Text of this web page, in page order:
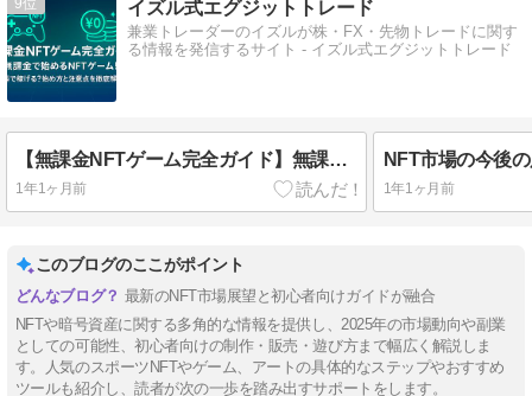
9 イズル式エグジットトレード
兼業トレーダーのイズルが株・FX・先物トレードに関す
る情報を発信するサイト - イズル式エグジットトレード
【無課金NFTゲーム完全ガイド】無課金で始めるNFTゲーム！無料で稼げる？始め方と注意点を徹底解説
1年1ヶ月前 1年1ヶ月前
このブログのここがポイント
最新のNFT市場展望と初心者向けガイドが融合
NFTや暗号資産に関する多角的な情報を提供し、2025年の市場動向や副業
としての可能性、初心者向けの制作・販売・遊び方まで幅広く解説しま
す。人気のスポーツNFTやゲーム、アートの具体的なステップやおすすめ
ツールも紹介し、読者が次の一歩を踏み出すサポートをします。